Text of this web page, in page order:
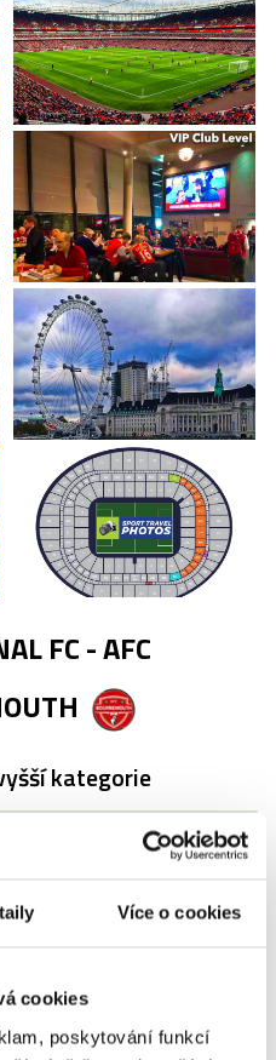
Více o cookies
cookies
poskytování funkcí
FC - AFC
kategorie
Příplatek
+2 750 Kč
+7 340 Kč